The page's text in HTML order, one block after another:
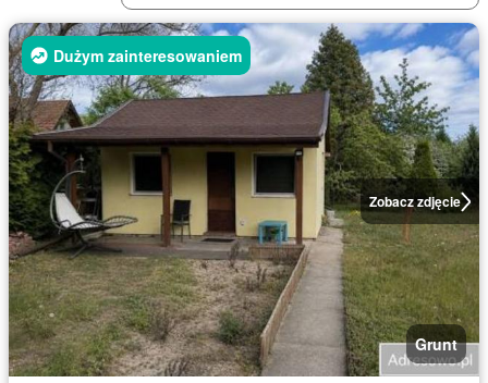
Zobacz zdjęcie
Dużym zainteresowaniem
Grunt